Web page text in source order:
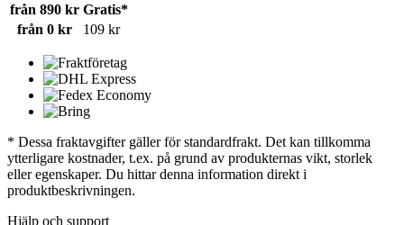
från 890 kr Gratis*
från 0 kr
109 kr
* Dessa fraktavgifter gäller för standardfrakt. Det kan tillkomma
ytterligare kostnader, t.ex. på grund av produkternas vikt, storlek
eller egenskaper. Du hittar denna information direkt i
produktbeskrivningen.
Hjälp och support